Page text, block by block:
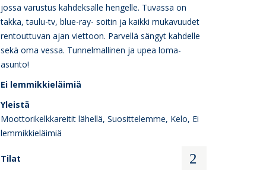
jossa varustus kahdeksalle hengelle. Tuvassa on
takka, taulu-tv, blue-ray- soitin ja kaikki mukavuudet
rentouttuvan ajan viettoon. Parvellä sängyt kahdelle
sekä oma vessa. Tunnelmallinen ja upea loma-
asunto!
Ei lemmikkieläimiä
Yleistä
Moottorikelkkareitit lähellä, Suosittelemme, Kelo, Ei
lemmikkieläimiä
Tilat